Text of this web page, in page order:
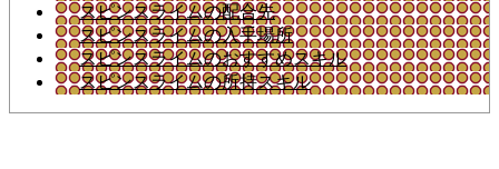
スピンスライムの配合先
スピンスライムの入手場所
スピンスライムのおすすめスキル
スピンスライムの所持スキル